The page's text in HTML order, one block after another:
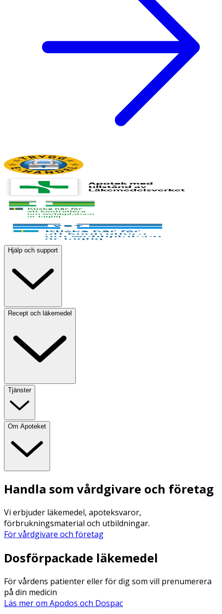
Hjälp och support
Recept och läkemedel
Tjänster
Om Apoteket
Handla som vårdgivare och företag
Vi erbjuder läkemedel, apoteksvaror,
förbrukningsmaterial och utbildningar.
För vårdgivare och företag
Dosförpackade läkemedel
För vårdens patienter eller för dig som vill prenumerera
på din medicin
Läs mer om Apodos och Dospac